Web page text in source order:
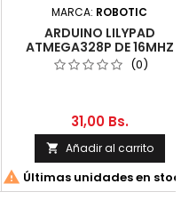
MARCA: ROBOTIC
ARDUINO LILYPAD
ATMEGA328P DE 16MHZ
(0)
31,00 Bs.
 Añadir al carrito
 Últimas unidades en stock